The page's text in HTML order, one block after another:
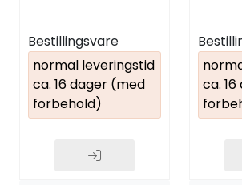
Bestillingsvare
normal leveringstid
ca. 16 dager (med
forbehold)
ca.